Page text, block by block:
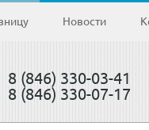
Новости
8 (846) 330-03-41
8 (846) 330-07-17